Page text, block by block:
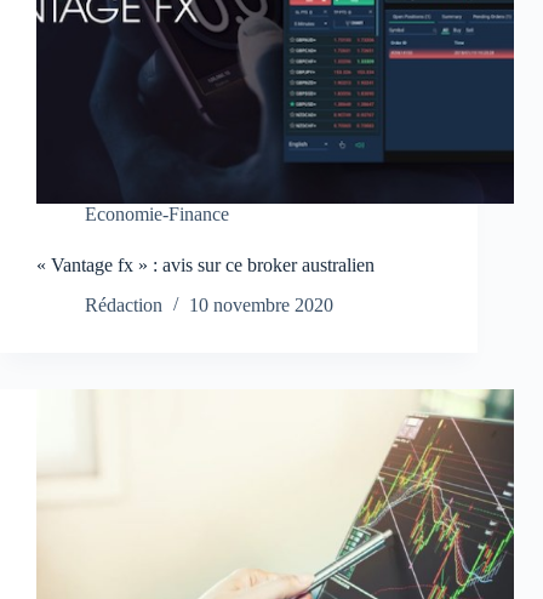
Economie-Finance
« Vantage fx » : avis sur ce broker australien
Rédaction
10 novembre 2020